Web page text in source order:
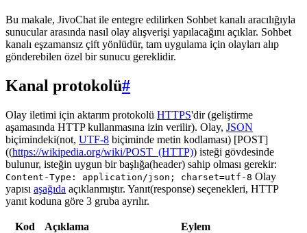
Bu makale, JivoChat ile entegre edilirken Sohbet kanalı aracılığıyla
sunucular arasında nasıl olay alışverişi yapılacağını açıklar. Sohbet
kanalı eşzamansız çift yönlüdür, tam uygulama için olayları alıp
gönderebilen özel bir sunucu gereklidir.
Kanal protokolü#
Olay iletimi için aktarım protokolü HTTPS'dir (geliştirme
aşamasında HTTP kullanmasına izin verilir). Olay, JSON
biçimindeki(not, UTF-8 biçiminde metin kodlaması) [POST]
((https://wikipedia.org/wiki/POST_(HTTP)) isteği gövdesinde
bulunur, isteğin uygun bir başlığa(header) sahip olması gerekir:
Content-Type: application/json; charset=utf-8 Olay
yapısı aşağıda açıklanmıştır. Yanıt(response) seçenekleri, HTTP
yanıt koduna göre 3 gruba ayrılır.
Kod Açıklama Eylem